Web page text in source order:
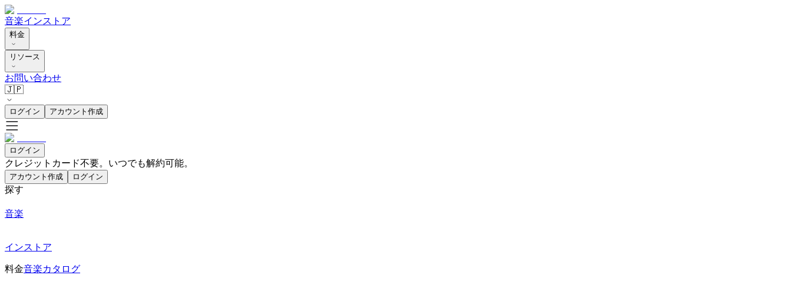
音楽インストア
料金
リソース
お問い合わせ
🇯🇵
ログイン アカウント作成
ログイン
クレジットカード不要。いつでも解約可能。
アカウント作成 ログイン
探す
音楽
インストア
料金音楽カタログ